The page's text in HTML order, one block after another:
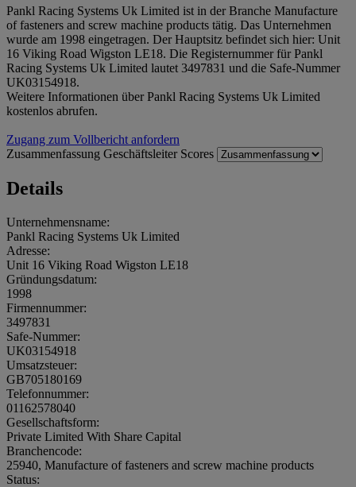
Pankl Racing Systems Uk Limited ist in der Branche Manufacture
of fasteners and screw machine products tätig. Das Unternehmen
wurde am 1998 eingetragen. Der Hauptsitz befindet sich hier: Unit
16 Viking Road Wigston LE18. Die Registernummer für Pankl
Racing Systems Uk Limited lautet 3497831 und die Safe-Nummer
UK03154918.
Weitere Informationen über Pankl Racing Systems Uk Limited
kostenlos abrufen.
Zugang zum Vollbericht anfordern
Zusammenfassung Geschäftsleiter Scores
Details
Unternehmensname:
Pankl Racing Systems Uk Limited
Adresse:
Unit 16 Viking Road Wigston LE18
Gründungsdatum:
1998
Firmennummer:
3497831
Safe-Nummer:
UK03154918
Umsatzsteuer:
GB705180169
Telefonnummer:
01162578040
Gesellschaftsform:
Private Limited With Share Capital
Branchencode:
25940, Manufacture of fasteners and screw machine products
Status: